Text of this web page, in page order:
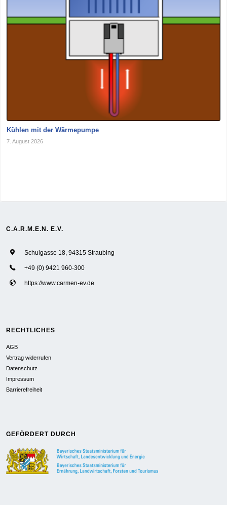
Kühlen mit der Wärmepumpe
7. August 2026
C.A.R.M.E.N. E.V.
Schulgasse 18, 94315 Straubing
+49 (0) 9421 960-300
https://www.carmen-ev.de
RECHTLICHES
AGB
Vertrag widerrufen
Datenschutz
Impressum
Barrierefreiheit
GEFÖRDERT DURCH